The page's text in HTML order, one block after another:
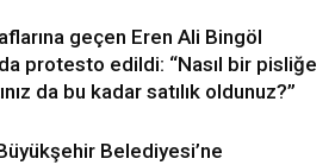
geçen Eren Ali Bingöl
protesto edildi: “Nasıl bir pisliğe
da bu kadar satılık oldunuz?”
Belediyesi’ne